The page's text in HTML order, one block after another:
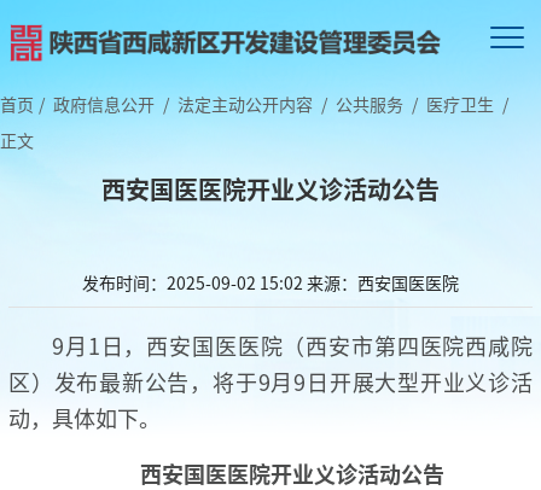
首页 / 政府信息公开 / 法定主动公开内容 / 公共服务 / 医疗卫生 /
正文
西安国医医院开业义诊活动公告
发布时间：2025-09-02 15:02 来源：西安国医医院
9月1日，西安国医医院（西安市第四医院西咸院
区）发布最新公告，将于9月9日开展大型开业义诊活
动，具体如下。
西安国医医院开业义诊活动公告